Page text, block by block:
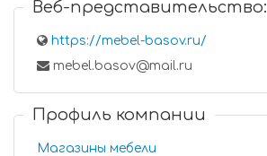
Веб-представительство:
https://mebel-basov.ru/
mebel.basov@mail.ru
Профиль компании
Магазины мебели